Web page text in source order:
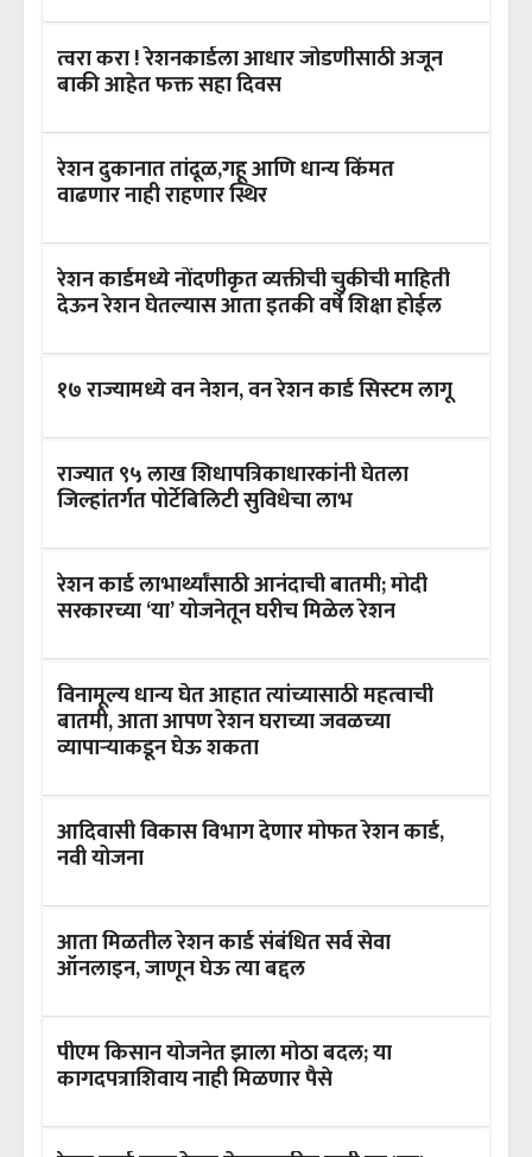
त्वरा करा ! रेशनकार्डला आधार जोडणीसाठी अजून
बाकी आहेत फक्त सहा दिवस
रेशन दुकानात तांदूळ,गहू आणि धान्य किंमत
वाढणार नाही राहणार स्थिर
रेशन कार्डमध्ये नोंदणीकृत व्यक्तीची चुकीची माहिती
देऊन रेशन घेतल्यास आता इतकी वर्षे शिक्षा होईल
१७ राज्यामध्ये वन नेशन, वन रेशन कार्ड सिस्टम लागू
राज्यात ९५ लाख शिधापत्रिकाधारकांनी घेतला
जिल्हांतर्गत पोर्टेबिलिटी सुविधेचा लाभ
रेशन कार्ड लाभार्थ्यांसाठी आनंदाची बातमी; मोदी
सरकारच्या ‘या’ योजनेतून घरीच मिळेल रेशन
विनामूल्य धान्य घेत आहात त्यांच्यासाठी महत्वाची
बातमी, आता आपण रेशन घराच्या जवळच्या
व्यापाऱ्याकडून घेऊ शकता
आदिवासी विकास विभाग देणार मोफत रेशन कार्ड,
नवी योजना
आता मिळतील रेशन कार्ड संबंधित सर्व सेवा
ऑनलाइन, जाणून घेऊ त्या बद्दल
पीएम किसान योजनेत झाला मोठा बदल; या
कागदपत्राशिवाय नाही मिळणार पैसे